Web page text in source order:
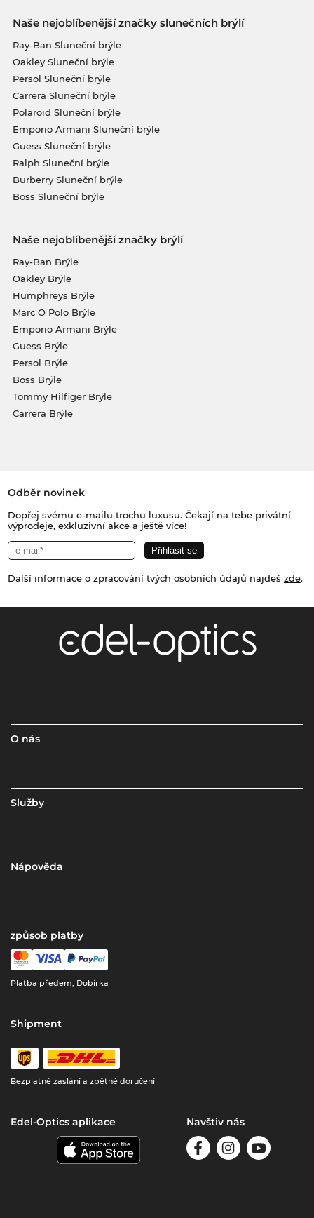
Naše nejoblíbenější značky slunečních brýlí
Ray-Ban Sluneční brýle
Oakley Sluneční brýle
Persol Sluneční brýle
Carrera Sluneční brýle
Polaroid Sluneční brýle
Emporio Armani Sluneční brýle
Guess Sluneční brýle
Ralph Sluneční brýle
Burberry Sluneční brýle
Boss Sluneční brýle
Naše nejoblíbenější značky brýlí
Ray-Ban Brýle
Oakley Brýle
Humphreys Brýle
Marc O Polo Brýle
Emporio Armani Brýle
Guess Brýle
Persol Brýle
Boss Brýle
Tommy Hilfiger Brýle
Carrera Brýle
Odběr novinek
Dopřej svému e-mailu trochu luxusu. Čekají na tebe privátní
výprodeje, exkluzivní akce a ještě více!
Další informace o zpracování tvých osobních údajů najdeš zde.
O nás
Služby
Nápověda
způsob platby
Platba předem, Dobírka
Shipment
Bezplatné zaslání a zpětné doručení
Edel-Optics aplikace Navštiv nás